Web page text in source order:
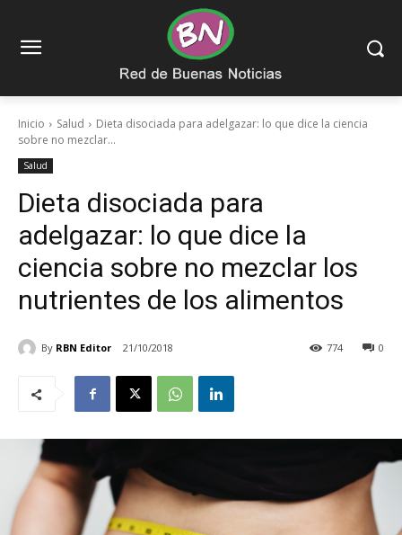
Inicio Salud
Dieta disociada para adelgazar: lo que dice la ciencia
sobre no mezclar...
Salud
Dieta disociada para
adelgazar: lo que dice la
ciencia sobre no mezclar los
nutrientes de los alimentos
By RBN Editor 21/10/2018 0
774